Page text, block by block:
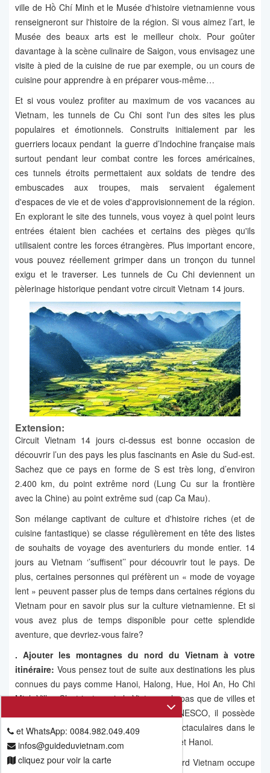
ville de Hồ Chí Minh et le Musée d'histoire vietnamienne vous
renseigneront sur l'histoire de la région. Si vous aimez l’art, le
Musée des beaux arts est le meilleur choix. Pour goûter
davantage à la scène culinaire de Saigon, vous envisagez une
visite à pied de la cuisine de rue par exemple, ou un cours de
cuisine pour apprendre à en préparer vous-même…
Et si vous voulez profiter au maximum de vos vacances au
Vietnam, les tunnels de Cu Chi sont l'un des sites les plus
populaires et émotionnels. Construits initialement par les
guerriers locaux pendant la guerre d’Indochine française mais
surtout pendant leur combat contre les forces américaines,
ces tunnels étroits permettaient aux soldats de tendre des
embuscades aux troupes, mais servaient également
d'espaces de vie et de voies d'approvisionnement de la région.
En explorant le site des tunnels, vous voyez à quel point leurs
entrées étaient bien cachées et certains des pièges qu'ils
utilisaient contre les forces étrangères. Plus important encore,
vous pouvez réellement grimper dans un tronçon du tunnel
exigu et le traverser. Les tunnels de Cu Chi deviennent un
pèlerinage historique pendant votre circuit Vietnam 14 jours.
Extension:
Circuit Vietnam 14 jours ci-dessus est bonne occasion de
découvrir l’un des pays les plus fascinants en Asie du Sud-est.
Sachez que ce pays en forme de S est très long, d’environ
2.400 km, du point extrême nord (Lung Cu sur la frontière
avec la Chine) au point extrême sud (cap Ca Mau).
Son mélange captivant de culture et d'histoire riches (et de
cuisine fantastique) se classe régulièrement en tête des listes
de souhaits de voyage des aventuriers du monde entier. 14
jours au Vietnam ‘’suffisent’’ pour découvrir tout le pays. De
plus, certaines personnes qui préfèrent un « mode de voyage
lent » peuvent passer plus de temps dans certaines régions du
Vietnam pour en savoir plus sur la culture vietnamienne. Et si
vous avez plus de temps disponible pour cette splendide
aventure, que devriez-vous faire?
. Ajouter les montagnes du nord du Vietnam à votre
itinéraire​: Vous pensez tout de suite aux destinations les plus
connues du pays comme Hanoi, Halong, Hue, Hoi An, Ho Chi
Minh Ville...C’est juste mais le Vietnam n’a pas que de villes et
de Patrimoines mondiaux classés par l’UNESCO, il possède
également des chaînes de montagnes spectaculaires dans le
nord du pays ou entre la frontière chinoise et Hanoi.
En fait, la vaste région montagneuse du nord Vietnam occupe
et WhatsApp: 0084.982.049.409
infos@guideduvietnam.com
cliquez pour voir la carte